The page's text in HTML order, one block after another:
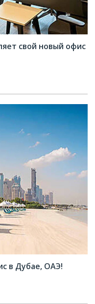
свой новый офис
в Дубае, ОАЭ!